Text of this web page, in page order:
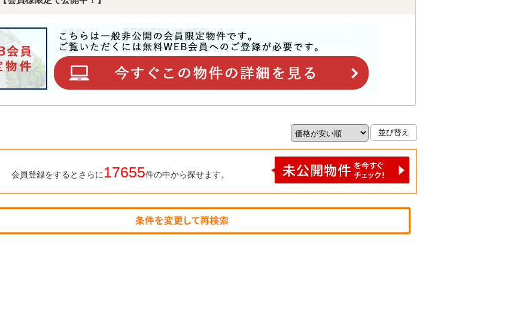
会員登録をするとさらに 17655件の中から探せます。